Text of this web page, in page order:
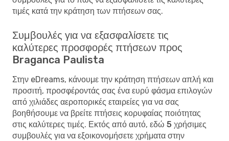
τιμές κατά την κράτηση των πτήσεων σας.
Συμβουλές για να εξασφαλίσετε τις
καλύτερες προσφορές πτήσεων προς
Braganca Paulista
Στην eDreams, κάνουμε την κράτηση πτήσεων απλή και
προσιτή, προσφέροντάς σας ένα ευρύ φάσμα επιλογών
από χιλιάδες αεροπορικές εταιρείες για να σας
βοηθήσουμε να βρείτε πτήσεις κορυφαίας ποιότητας
στις καλύτερες τιμές. Εκτός από αυτό, εδώ 5 χρήσιμες
συμβουλές για να εξοικονομήσετε χρήματα στην